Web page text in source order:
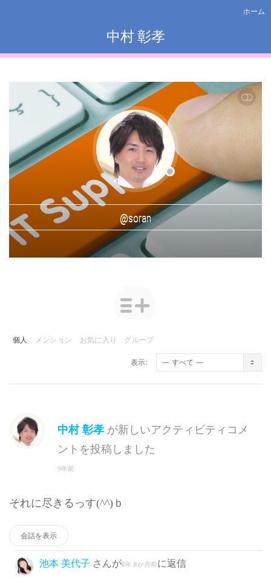
中村 彰孝
ホーム
SHOW LESS
@soran
個人 メンション お気に入り グループ
表示:
中村 彰孝 が新しいアクティビティコメ
ントを投稿しました
9年前
それに尽きるっす(^^)ｂ
会話を表示
池本 美代子 さんが8年 8か月前に返信